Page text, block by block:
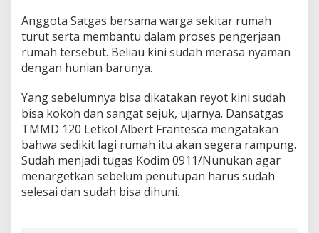
Anggota Satgas bersama warga sekitar rumah
turut serta membantu dalam proses pengerjaan
rumah tersebut. Beliau kini sudah merasa nyaman
dengan hunian barunya.
Yang sebelumnya bisa dikatakan reyot kini sudah
bisa kokoh dan sangat sejuk, ujarnya. Dansatgas
TMMD 120 Letkol Albert Frantesca mengatakan
bahwa sedikit lagi rumah itu akan segera rampung.
Sudah menjadi tugas Kodim 0911/Nunukan agar
menargetkan sebelum penutupan harus sudah
selesai dan sudah bisa dihuni.